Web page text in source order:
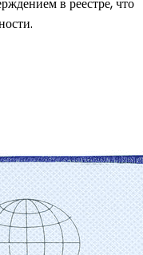
в реестре, что